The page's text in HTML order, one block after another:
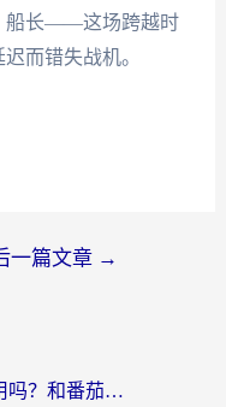
船长——这场跨越时
而错失战机。
一篇文章 →
海外党必看：迅游VPN好用吗？和番茄加速器VPN对比哪个回国效果更好？